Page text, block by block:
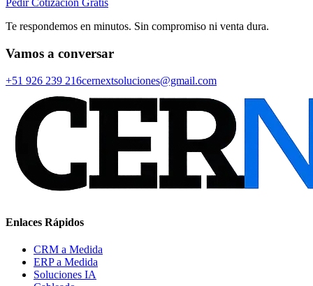
Pedir Cotización Gratis
Te respondemos en minutos. Sin compromiso ni venta dura.
Vamos a conversar
+51 926 239 216cernextsoluciones@gmail.com
Enlaces Rápidos
CRM a Medida
ERP a Medida
Soluciones IA